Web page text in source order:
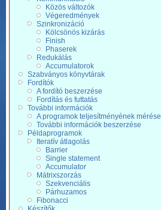
Közös változók
Végeredmények
Szinkronizáció
Kölcsönös kizárás
Finish
Phaserek
Redukálás
Accumulatorok
Szabványos könyvtárak
Fordítók
A fordító beszerzése
Fordítás és futtatás
További információk
A programok teljesítményének mérése
További információk beszerzése
Példaprogramok
Iteratív átlagolás
Barrier
Single statement
Accumulator
Mátrixszorzás
Szekvenciális
Párhuzamos
Fibonacci